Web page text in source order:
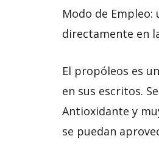
Modo de
directamente en
El propóleos es
en sus escritos.
Antioxidante y
se puedan